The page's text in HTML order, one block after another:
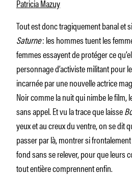
Patricia Mazuy
Tout est donc tragiquement banal et
Saturne: les hommes tuent les
femmes essayent de protéger ce
personnage d’activiste militant pour
incarnée par une nouvelle actrice
Noir comme la nuit qui nimbe le film,
sans appel. Et vu la trace que laisse
yeux et au creux du ventre, on se dit
passer par là, montrer si
fond sans se relever, pour que leurs
tout entière comprennent enfin.